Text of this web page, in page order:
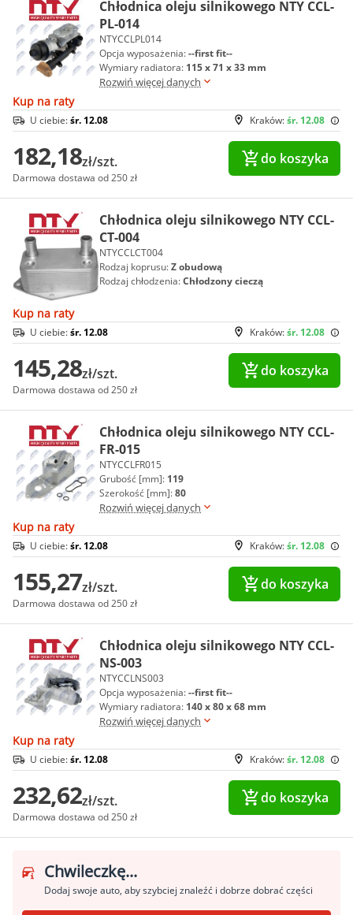
Chłodnica oleju silnikowego NTY CCL-
PL-014
NTYCCLPL014
Opcja wyposażenia:--first fit--
Wymiary radiatora: 115 x 71 x 33 mm
Rozwiń więcej danych
Kup na raty
Kraków:śr. 12.08
U ciebie:śr. 12.08
182,18zł/szt.
Darmowa dostawa od 250 zł
do koszyka
Chłodnica oleju silnikowego NTY CCL-
CT-004
NTYCCLCT004
Rodzaj koprusu:Z obudową
Rodzaj chłodzenia:Chłodzony cieczą
Kup na raty
Kraków:śr. 12.08
U ciebie:śr. 12.08
145,28zł/szt.
Darmowa dostawa od 250 zł
do koszyka
Chłodnica oleju silnikowego NTY CCL-
FR-015
NTYCCLFR015
Grubość [mm]: 119
Szerokość [mm]:80
Rozwiń więcej danych
Kup na raty
Kraków:śr. 12.08
U ciebie:śr. 12.08
155,27zł/szt.
Darmowa dostawa od 250 zł
do koszyka
Chłodnica oleju silnikowego NTY CCL-
NS-003
NTYCCLNS003
Opcja wyposażenia:--first fit--
Wymiary radiatora: 140 x 80 x 68 mm
Rozwiń więcej danych
Kup na raty
Kraków:śr. 12.08
U ciebie:śr. 12.08
232,62zł/szt.
Darmowa dostawa od 250 zł
do koszyka
Chwileczkę...
Dodaj swoje auto, aby szybciej znaleźć i dobrze dobrać części